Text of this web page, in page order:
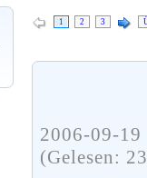
1 2 3
2006-09-
(Gelesen: